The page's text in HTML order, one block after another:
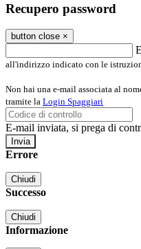
Recupero password
button close ×
all'indirizzo indicato con le
Non hai una e-mail associata al
tramite la Login Spaggiari
E-mail inviata, si prega di
Errore
Chiudi
Successo
Chiudi
Informazione